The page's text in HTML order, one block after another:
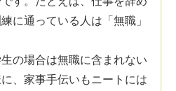
に通っている人は「無職」
の場合は無職に含まれない
、家事手伝いもニートには